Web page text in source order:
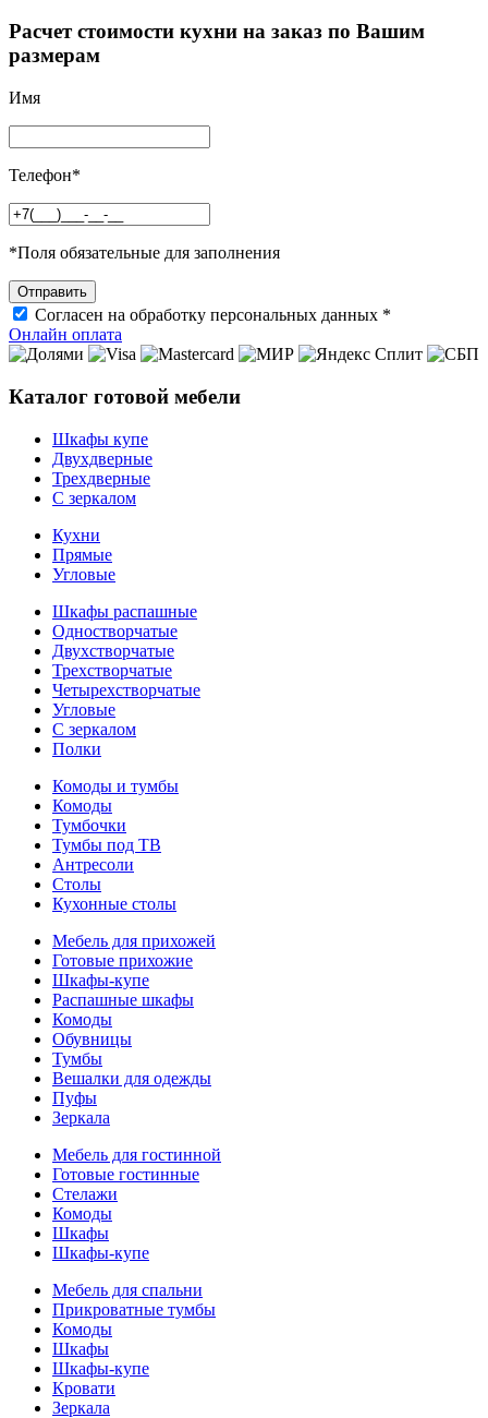
Расчет стоимости кухни на заказ по Вашим
размерам
Имя
Телефон*
*Поля обязательные для заполнения
Согласен на обработку персональных данных *
Онлайн оплата
Каталог готовой мебели
Шкафы купе
Двухдверные
Трехдверные
С зеркалом
Кухни
Прямые
Угловые
Шкафы распашные
Одностворчатые
Двухстворчатые
Трехстворчатые
Четырехстворчатые
Угловые
С зеркалом
Полки
Комоды и тумбы
Комоды
Тумбочки
Тумбы под ТВ
Антресоли
Столы
Кухонные столы
Мебель для прихожей
Готовые прихожие
Шкафы-купе
Распашные шкафы
Комоды
Обувницы
Тумбы
Вешалки для одежды
Пуфы
Зеркала
Мебель для гостинной
Готовые гостинные
Стелажи
Комоды
Шкафы
Шкафы-купе
Мебель для спальни
Прикроватные тумбы
Комоды
Шкафы
Шкафы-купе
Кровати
Зеркала